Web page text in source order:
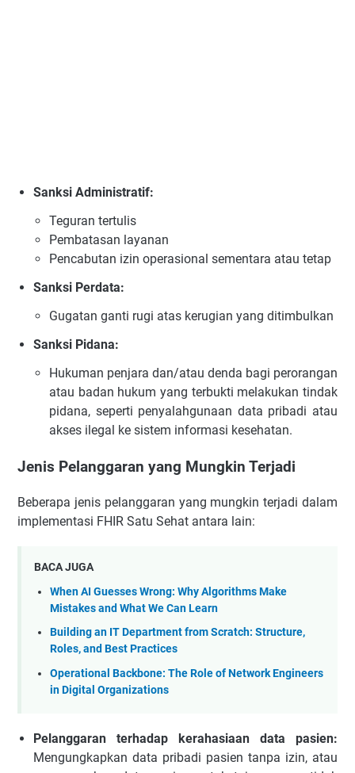
Sanksi Administratif:
Teguran tertulis
Pembatasan layanan
Pencabutan izin operasional sementara atau tetap
Sanksi Perdata:
Gugatan ganti rugi atas kerugian yang ditimbulkan
Sanksi Pidana:
Hukuman penjara dan/atau denda bagi perorangan
atau badan hukum yang terbukti melakukan tindak
pidana, seperti penyalahgunaan data pribadi atau
akses ilegal ke sistem informasi kesehatan.
Jenis Pelanggaran yang Mungkin Terjadi
Beberapa jenis pelanggaran yang mungkin terjadi dalam
implementasi FHIR Satu Sehat antara lain:
BACA JUGA
When AI Guesses Wrong: Why Algorithms Make
Mistakes and What We Can Learn
Building an IT Department from Scratch: Structure,
Roles, and Best Practices
Operational Backbone: The Role of Network Engineers
in Digital Organizations
Pelanggaran terhadap kerahasiaan data pasien:
Mengungkapkan data pribadi pasien tanpa izin, atau